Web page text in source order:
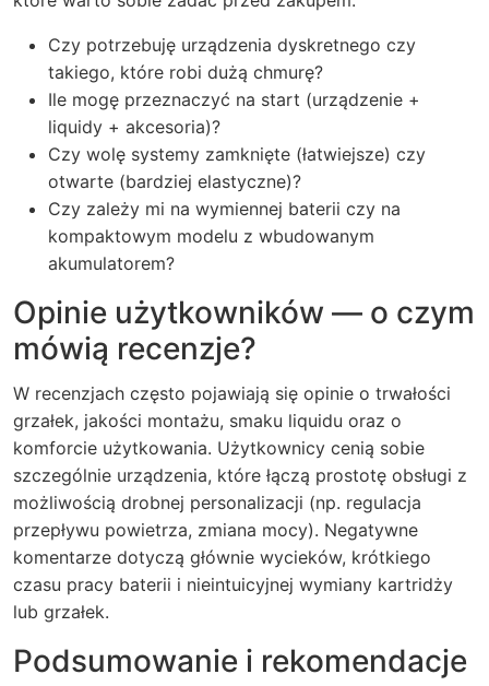
Czy potrzebuję urządzenia dyskretnego czy
takiego, które robi dużą chmurę?
Ile mogę przeznaczyć na start (urządzenie +
liquidy + akcesoria)?
Czy wolę systemy zamknięte (łatwiejsze) czy
otwarte (bardziej elastyczne)?
Czy zależy mi na wymiennej baterii czy na
kompaktowym modelu z wbudowanym
akumulatorem?
Opinie użytkowników — o czym
mówią recenzje?
W recenzjach często pojawiają się opinie o trwałości
grzałek, jakości montażu, smaku liquidu oraz o
komforcie użytkowania. Użytkownicy cenią sobie
szczególnie urządzenia, które łączą prostotę obsługi z
możliwością drobnej personalizacji (np. regulacja
przepływu powietrza, zmiana mocy). Negatywne
komentarze dotyczą głównie wycieków, krótkiego
czasu pracy baterii i nieintuicyjnej wymiany kartridży
lub grzałek.
Podsumowanie i rekomendacje